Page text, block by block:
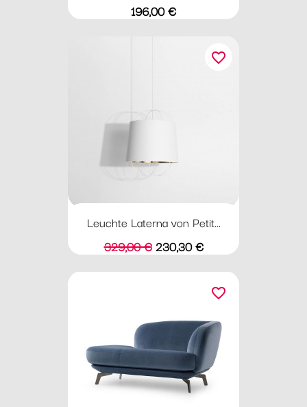
Preis
196,00 €
Leuchte Laterna von Petit...
Verkaufspreis
329,00 € Preis
230,30 €
favorite_border
favorite_border